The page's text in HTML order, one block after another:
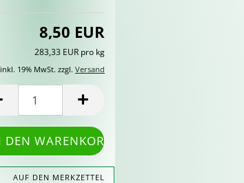
8,50 EUR
283,33 EUR pro kg
inkl. 19% MwSt. zzgl. Versand
AUF DEN MERKZETTEL